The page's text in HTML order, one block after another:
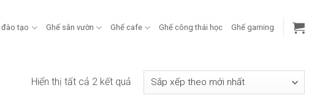
đào tạo Ghế sân vườn Ghế cafe Ghế công thái học Ghế gaming
Hiển thị tất cả 2 kết quảĐã
sắp